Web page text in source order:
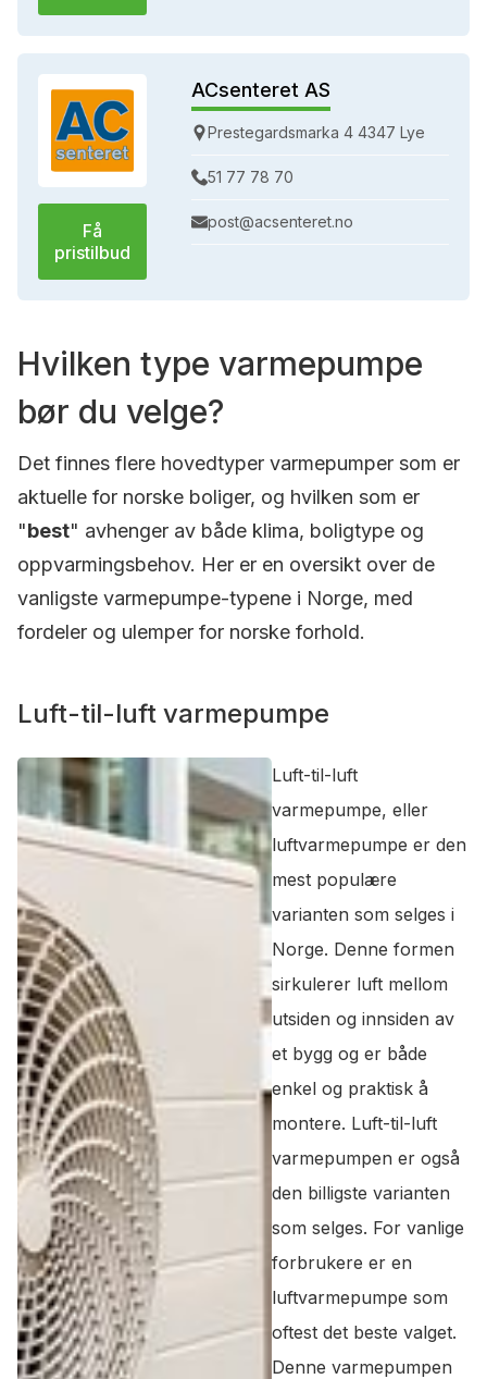
Få
pristilbud
ACsenteret AS
Prestegardsmarka 4 4347 Lye
51 77 78 70
post@acsenteret.no
Hvilken type varmepumpe
bør du velge?
Det finnes flere hovedtyper varmepumper som er
aktuelle for norske boliger, og hvilken som er
"best" avhenger av både klima, boligtype og
oppvarmingsbehov. Her er en oversikt over de
vanligste varmepumpe-typene i Norge, med
fordeler og ulemper for norske forhold.
Luft-til-luft varmepumpe
Luft-til-luft
varmepumpe, eller
luftvarmepumpe er den
mest populære
varianten som selges i
Norge. Denne formen
sirkulerer luft mellom
utsiden og innsiden av
et bygg og er både
enkel og praktisk å
montere. Luft-til-luft
varmepumpen er også
den billigste varianten
som selges. For vanlige
forbrukere er en
luftvarmepumpe som
oftest det beste valget.
Denne varmepumpen